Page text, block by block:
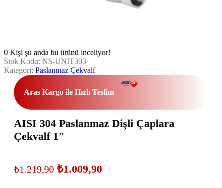
0 Kişi şu anda bu ürünü inceliyor!
Stok Kodu: NS-UNIT303
Kategori: Paslanmaz Çekvalf
Aras Kargo ile Hızlı Teslim
AISI 304 Paslanmaz Dişli Çaplara
Çekvalf 1″
₺1.219,90 ₺1.009,90